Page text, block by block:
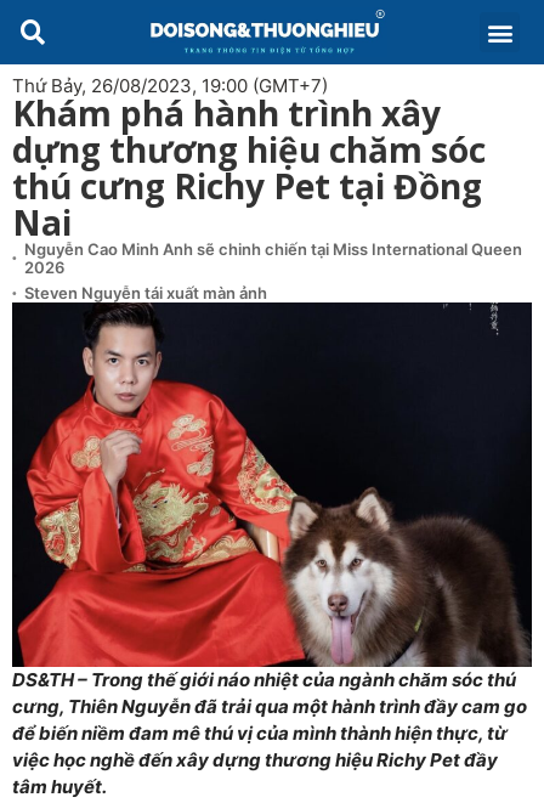
Thứ Bảy, 26/08/2023, 19:00 (GMT+7)
Khám phá hành trình xây
dựng thương hiệu chăm sóc
thú cưng Richy Pet tại Đồng
Nai
Nguyễn Cao Minh Anh sẽ chinh chiến tại Miss International Queen
2026
Steven Nguyễn tái xuất màn ảnh
DS&TH – Trong thế giới náo nhiệt của ngành chăm sóc thú
cưng, Thiên Nguyễn đã trải qua một hành trình đầy cam go
để biến niềm đam mê thú vị của mình thành hiện thực, từ
việc học nghề đến xây dựng thương hiệu Richy Pet đầy
tâm huyết.